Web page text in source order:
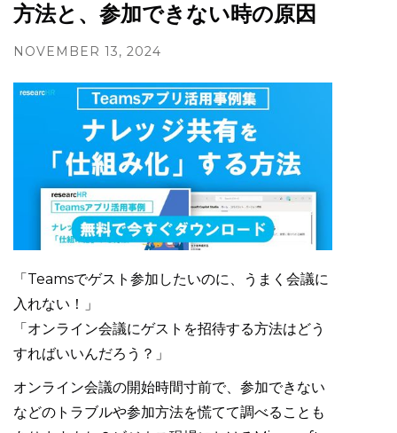
方法と、参加できない時の原因
NOVEMBER 13, 2024
「Teamsでゲスト参加したいのに、うまく会議に
入れない！」
「オンライン会議にゲストを招待する方法はどう
すればいいんだろう？」
オンライン会議の開始時間寸前で、参加できない
などのトラブルや参加方法を慌てて調べることも